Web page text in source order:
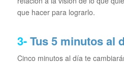
que hacer para lograrlo.
3-Tus 5 minutos al
Cinco minutos al día te